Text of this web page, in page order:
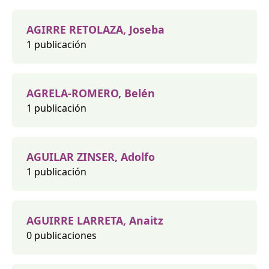
AGIRRE RETOLAZA, Joseba
1 publicación
AGRELA-ROMERO, Belén
1 publicación
AGUILAR ZINSER, Adolfo
1 publicación
AGUIRRE LARRETA, Anaitz
0 publicaciones